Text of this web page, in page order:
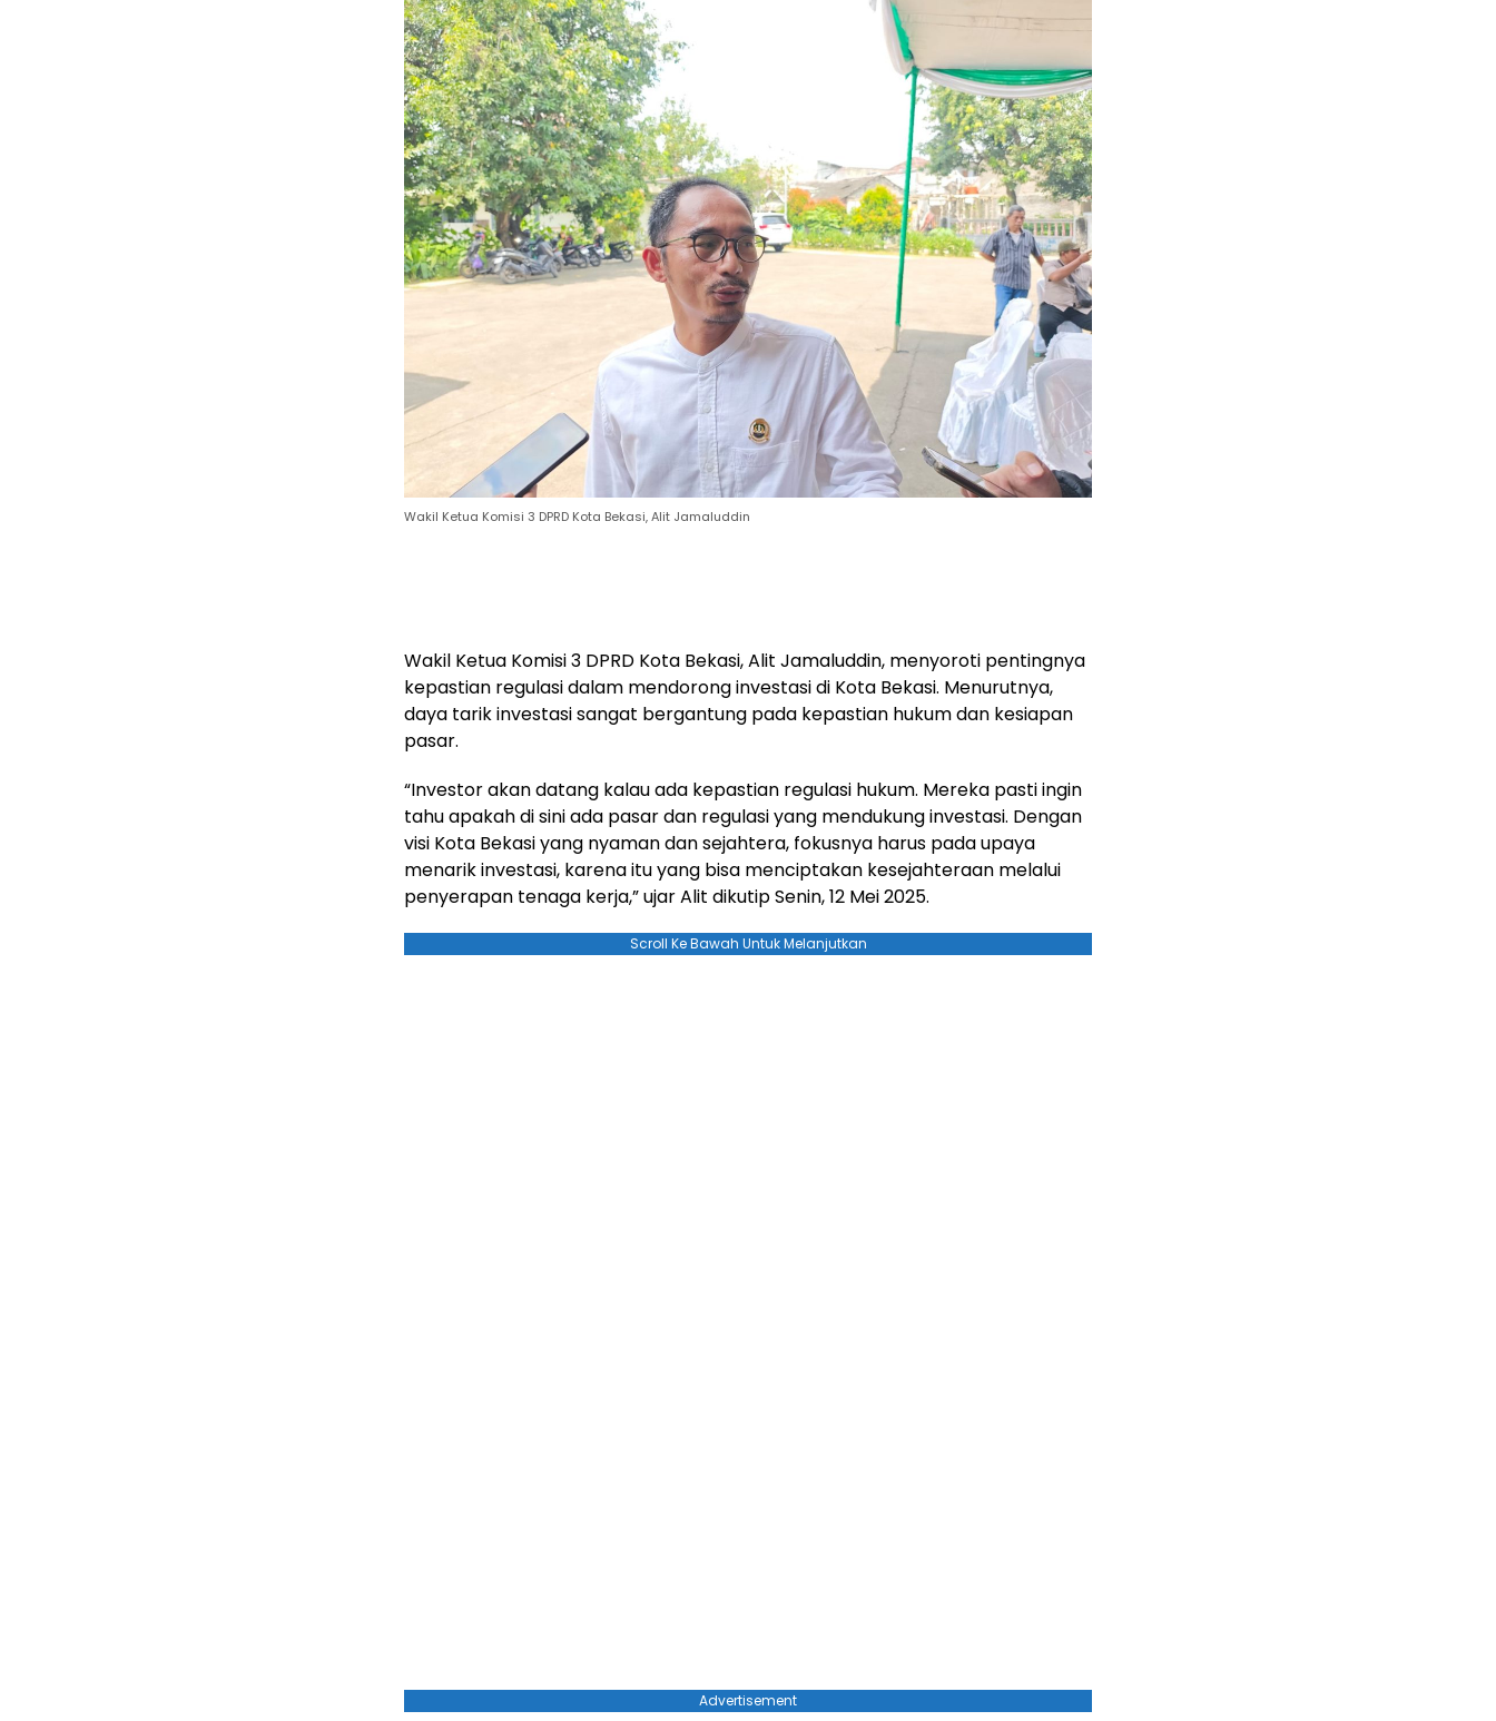
Wakil Ketua Komisi 3 DPRD Kota Bekasi, Alit Jamaluddin
Wakil Ketua Komisi 3 DPRD Kota Bekasi, Alit Jamaluddin, menyoroti pentingnya
kepastian regulasi dalam mendorong investasi di Kota Bekasi. Menurutnya,
daya tarik investasi sangat bergantung pada kepastian hukum dan kesiapan
pasar.
“Investor akan datang kalau ada kepastian regulasi hukum. Mereka pasti ingin
tahu apakah di sini ada pasar dan regulasi yang mendukung investasi. Dengan
visi Kota Bekasi yang nyaman dan sejahtera, fokusnya harus pada upaya
menarik investasi, karena itu yang bisa menciptakan kesejahteraan melalui
penyerapan tenaga kerja,” ujar Alit dikutip Senin, 12 Mei 2025.
Scroll Ke Bawah Untuk Melanjutkan
Advertisement